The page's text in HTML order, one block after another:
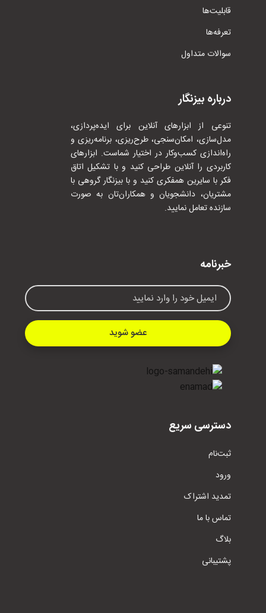
قابلیت‌ها
تعرفه‌ها
سوالات متداول
درباره بیزنگار
تنوعی از ابزارهای آنلاین برای ایده‌پردازی،
مدل‌سازی، امکان‌سنجی، طرح‌ریزی، برنامه‌ریزی و
راه‌اندازی کسب‌وکار در اختیار شماست. ابزارهای
کاربردی را آنلاین طراحی کنید و با تشکیل اتاق
فکر با سایرین همفکری کنید و با بیزنگار گروهی با
مشتریان، دانشجویان و همکاران‌تان به صورت
سازنده تعامل نمایید.
خبرنامه
عضو شوید
دسترسی سریع
ثبت‌نام
ورود
تمدید اشتراک
تماس با ما
بلاگ
پشتیبانی